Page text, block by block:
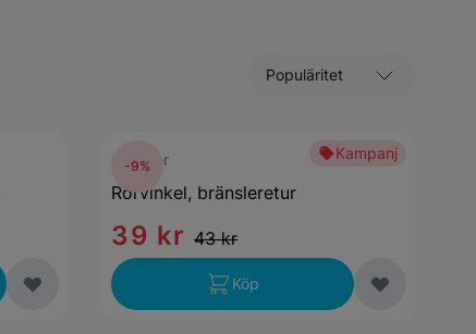
Sortera efter
Kampanj
mekster
Rörvinkel, bränsleretur
39 kr 43 kr
-9%
Köp